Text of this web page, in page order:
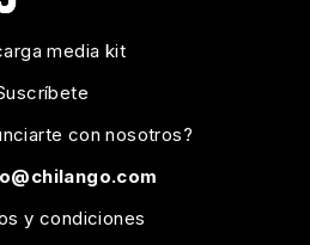
media kit
con nosotros?
y condiciones